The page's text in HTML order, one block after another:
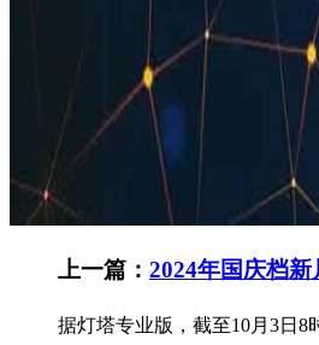
上一篇： 2024年国庆档
据灯塔专业版，截至10月3日8